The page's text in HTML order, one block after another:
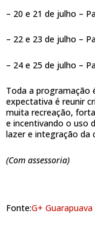
– 20 e 21 de julho –
– 22 e 23 de julho –
– 24 e 25 de julho –
Toda a programação
expectativa é reunir
muita recreação,
e incentivando o uso
lazer e integração da
(Com assessoria)
Fonte:G+ Guarapuava